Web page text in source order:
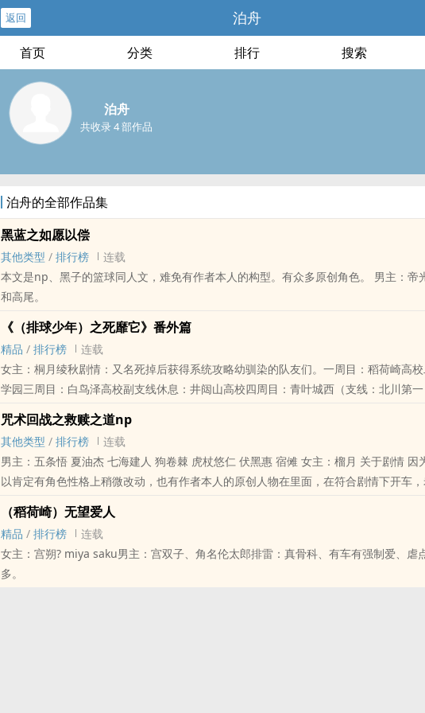
返回 泊舟
首页 分类 排行 搜索
泊舟
共收录 4 部作品
泊舟的全部作品集
黑蓝之如愿以偿
其他类型 / 排行榜
连载
本文是np、黑子的篮球同人文，难免有作者本人的构型。有众多原创角色。 男主：帝光六子加冰火
和高尾。
《（排球少年）之死靡它》番外篇
精品 / 排行榜
连载
女主：桐月绫秋剧情：又名死掉后获得系统攻略幼驯染的队友们。一周目：稻荷崎高
学园三周目：白鸟泽高校副支线休息：井闼山高校四周目：青叶城西（支线：北川第
驹高校六周目：乌野
咒术回战之救赎之道np
其他类型 / 排行榜
连载
男主：五条悟 夏油杰 七海建人 狗卷棘 虎杖悠仁 伏黑惠 宿傩 女主：榴月 关于剧情 因为是二创，所
以肯定有角色性格上稍微改动，也有作者本人的原创人物在里面，在符合剧情下开车
（稻荷崎）无望爱人
精品 / 排行榜
连载
女主：宫朔? miya saku男主：宫双子、角名伦太郎排雷：真骨科、有车有强制爱、虐
多。